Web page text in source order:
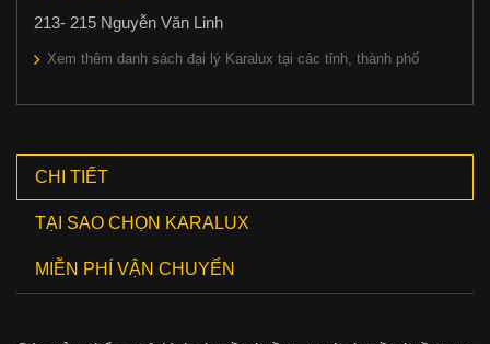
213- 215 Nguyễn Văn Linh
Xem thêm danh sách đại lý Karalux tại các tỉnh, thành phố
CHI TIẾT
TẠI SAO CHỌN KARALUX
MIỄN PHÍ VẬN CHUYỂN